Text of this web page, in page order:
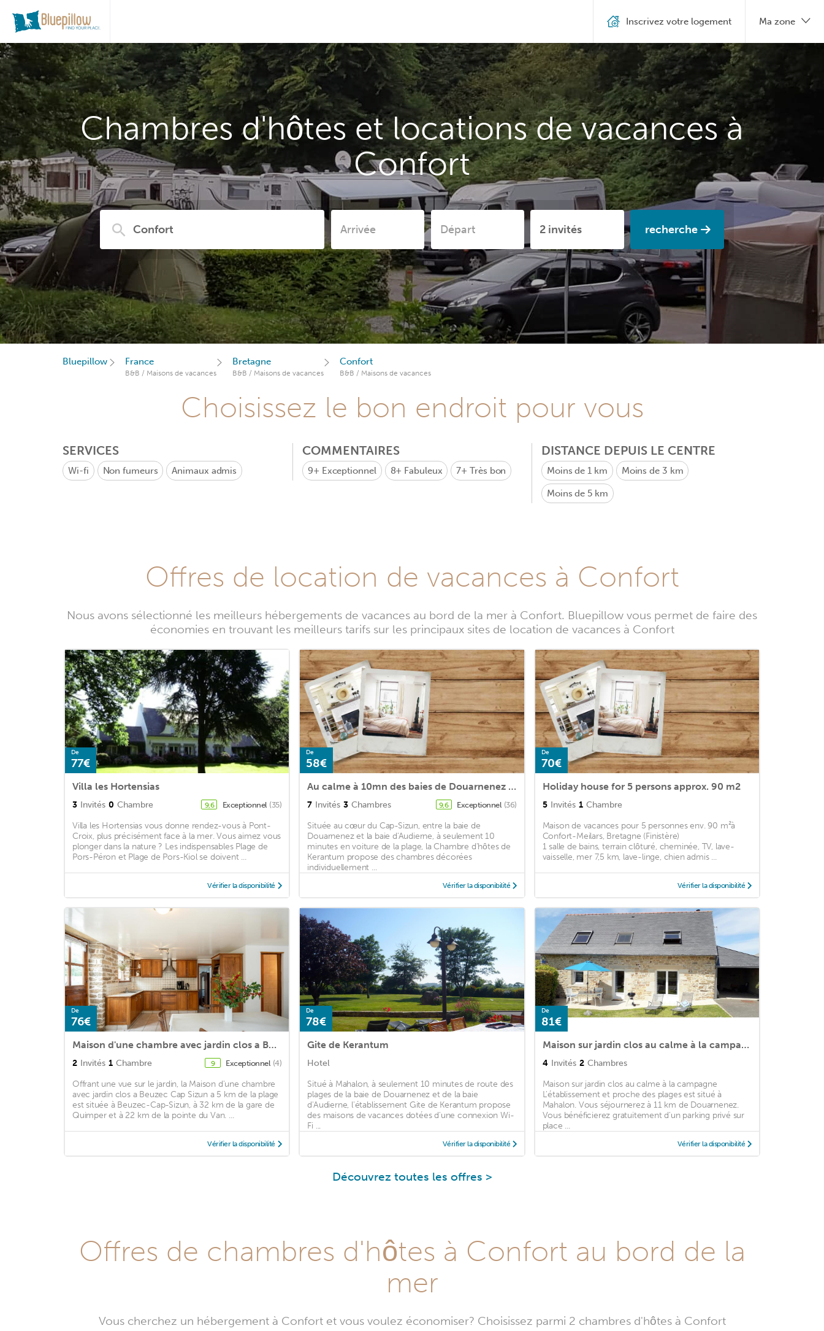
Chambres d'hôtes et locations de vacances à
Confort
recherche
Inscrivez votre logement Ma zone
Bluepillow France
B&B / Maisons de vacances
Bretagne
B&B / Maisons de vacances
Confort
B&B / Maisons de vacances
Choisissez le bon endroit pour vous
SERVICES
Wi-fi Non fumeurs Animaux admis
COMMENTAIRES
9+ Exceptionnel 8+ Fabuleux 7+Très bon
DISTANCE DEPUIS LE CENTRE
Moins de 1 km Moins de 3 km
Moins de 5 km
Offres de location de vacances à Confort
Nous avons sélectionné les meilleurs hébergements de vacances au bord de la mer à Confort. Bluepillow vous permet de faire des
économies en trouvant les meilleurs tarifs sur les principaux sites de location de vacances à Confort
De
77€
Villa les Hortensias
3 Invités 0 Chambre 9,6 Exceptionnel (35)
Villa les Hortensias vous donne rendez-vous à Pont-
Croix, plus précisément face à la mer. Vous aimez vous
plonger dans la nature ? Les indispensables Plage de
Pors-Péron et Plage de Pors-Kiol se doivent ...
Vérifier la disponibilité
De
58€
Au calme à 10mn des baies de Douarnenez et Audierne avec cuisine à disposition
7 Invités 3 Chambres 9,6 Exceptionnel (36)
Située au cœur du Cap-Sizun, entre la baie de
Douarnenez et la baie d'Audierne, à seulement 10
minutes en voiture de la plage, la Chambre d'hôtes de
Kerantum propose des chambres décorées
individuellement ...
Vérifier la disponibilité
De
70€
Holiday house for 5 persons approx. 90 m2
5 Invités 1 Chambre
Maison de vacances pour 5 personnes env. 90 m²à
Confort-Meilars, Bretagne (Finistère)
1 salle de bains, terrain clôturé, cheminée, TV, lave-
vaisselle, mer 7,5 km, lave-linge, chien admis ...
Vérifier la disponibilité
De
76€
Maison d'une chambre avec jardin clos a Beuzec Cap Sizun a 5 km de la plage
2 Invités 1 Chambre 9 Exceptionnel (4)
Offrant une vue sur le jardin, la Maison d'une chambre
avec jardin clos a Beuzec Cap Sizun a 5 km de la plage
est située à Beuzec-Cap-Sizun, à 32 km de la gare de
Quimper et à 22 km de la pointe du Van. ...
Vérifier la disponibilité
De
78€
Gite de Kerantum
Hotel
Situé à Mahalon, à seulement 10 minutes de route des
plages de la baie de Douarnenez et de la baie
d'Audierne, l'établissement Gite de Kerantum propose
des maisons de vacances dotées d'une connexion Wi-
Fi ...
Vérifier la disponibilité
De
81€
Maison sur jardin clos au calme à la campagne et proche des plages
4 Invités 2 Chambres
Maison sur jardin clos au calme à la campagne
L'établissement et proche des plages est situé à
Mahalon. Vous séjournerez à 11 km de Douarnenez.
Vous bénéficierez gratuitement d'un parking privé sur
place ...
Vérifier la disponibilité
Découvrez toutes les offres >
Offres de chambres d'hôtes à Confort au bord de la
mer
Vous cherchez un hébergement à Confort et vous voulez économiser? Choisissez parmi 2 chambres d'hôtes à Confort